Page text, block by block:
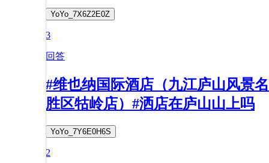
YoYo_7X6Z2E0Z
3
回答
#维也纳国际酒店（九江庐山风景名
胜区牯岭店）#洒店在庐山山上吗
YoYo_7Y6E0H6S
2